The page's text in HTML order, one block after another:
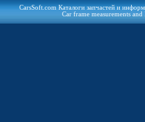
CarsSoft.com Каталоги запчастей и
Car frame measurements